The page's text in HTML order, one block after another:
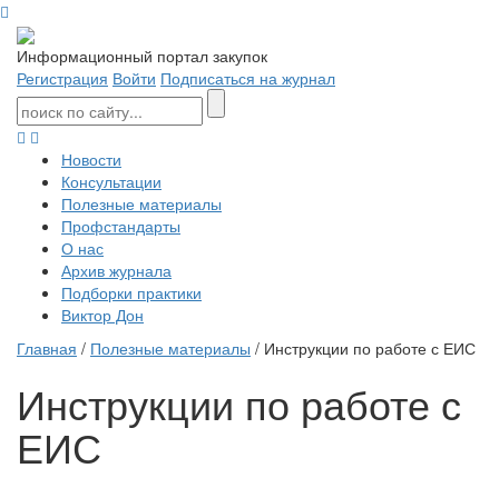
Информационный портал закупок
Регистрация Войти Подписаться на журнал
Новости
Консультации
Полезные материалы
Профстандарты
О нас
Архив журнала
Подборки практики
Виктор Дон
Главная / Полезные материалы / Инструкции по работе с ЕИС
Инструкции по работе с
ЕИС